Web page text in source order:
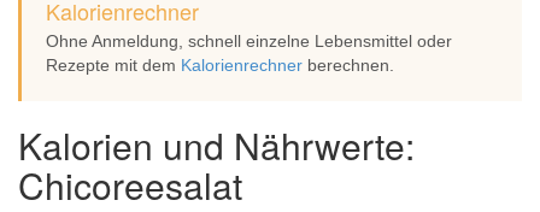
Kalorienrechner
Ohne Anmeldung, schnell einzelne Lebensmittel oder
Rezepte mit dem Kalorienrechner berechnen.
Kalorien und Nährwerte:
Chicoreesalat